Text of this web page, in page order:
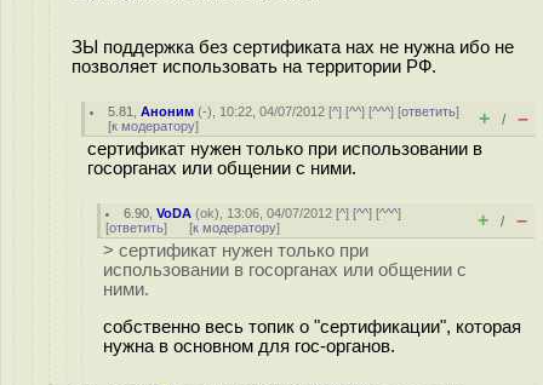
ЗЫ поддержка без сертификата нах не нужна ибо не
позволяет использовать на территории РФ.
5.81 ,Аноним (-), 10:22, 04/07/2012 [^] [^^] [^^^] [ответить]
[к модератору] + / –
сертификат нужен только при использовании в
госорганах или общении с ними.
6.90 ,VoDA (ok), 13:06, 04/07/2012 [^] [^^] [^^^]
[ответить] [к модератору] + / –
> сертификат нужен только при
использовании в госорганах или общении с
ними.
собственно весь топик о "сертификации", которая
нужна в основном для гос-органов.